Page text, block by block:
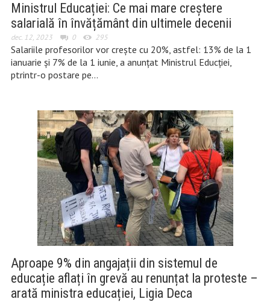
Ministrul Educației: Ce mai mare creștere
salarială în învățământ din ultimele decenii
dec. 12, 2023 0 295
Salariile profesorilor vor crește cu 20%, astfel: 13% de la 1
ianuarie și 7% de la 1 iunie, a anunțat Ministrul Educției,
ptrintr-o postare pe…
Aproape 9% din angajații din sistemul de
educație aflați în grevă au renunțat la proteste –
arată ministra educației, Ligia Deca